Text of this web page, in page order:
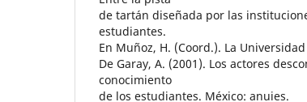
de tartán diseñada por las
estudiantes.
En Muñoz, H. (Coord.). La
De Garay, A. (2001). Los actores
conocimiento
de los estudiantes. México: anuies.